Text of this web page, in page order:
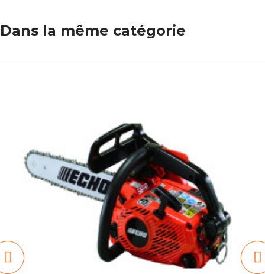
Dans la même catégorie